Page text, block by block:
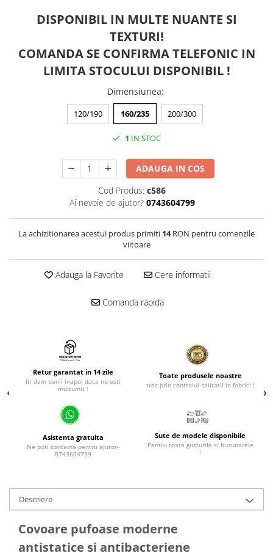
DISPONIBIL IN MULTE NUANTE SI
TEXTURI!
COMANDA SE CONFIRMA TELEFONIC IN
LIMITA STOCULUI DISPONIBIL !
Dimensiunea:
120/190 160/235 200/300
1 IN STOC
ADAUGA IN COS
Cod Produs: c586
Ai nevoie de ajutor? 0743604799
La achizitionarea acestui produs primiti 14RON pentru comenzile
viitoare
Adauga la Favorite Cere informatii
Comanda rapida
Retur garantat in 14 zile
Iti dam banii inapoi daca nu esti
multumit !
Toate produsele noastre
trec prin controlul calitatii in fabrici !
Asistenta gratuita
Ne poti contacta pentru ajutor-
0743604799
Sute de modele disponibile
Pentru toate gusturile si buzunarele
!
Descriere
Covoare pufoase moderne
antistatice si antibacteriene